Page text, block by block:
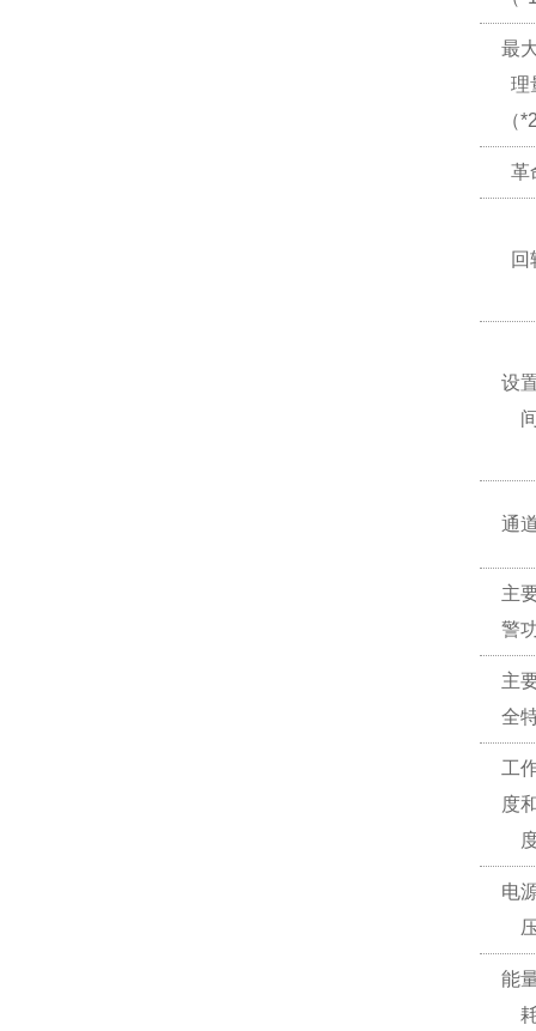
最
理
（
革
回
设
通
主
警
主
全
工
度
电
能